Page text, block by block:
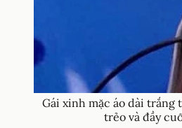
Gái xinh mặc áo dài
trẻo và đầy